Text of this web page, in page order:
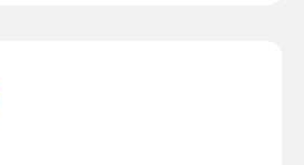
したことです。私はチーム運
プ発表で成績が決まる授業を